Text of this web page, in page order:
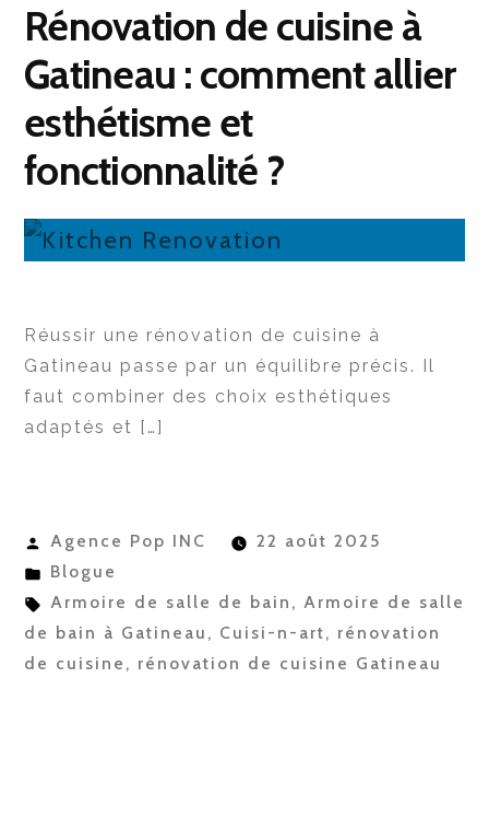
Rénovation de cuisine à
Gatineau : comment allier
esthétisme et
fonctionnalité ?
Réussir une rénovation de cuisine à
Gatineau passe par un équilibre précis. Il
faut combiner des choix esthétiques
adaptés et […]
Publié
par
Agence Pop INC
22 août 2025
Publié
dans
Blogue
Étiquettes :
Armoire de salle de bain , Armoire de salle
de bain à Gatineau , Cuisi-n-art, rénovation
de cuisine , rénovation de cuisine Gatineau